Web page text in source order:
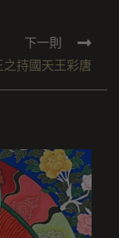
下一則
持國天王彩唐